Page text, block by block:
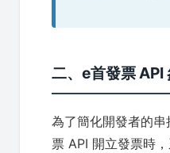
二、e首發票 API
為了簡化開發者的
票 API 開立發票時